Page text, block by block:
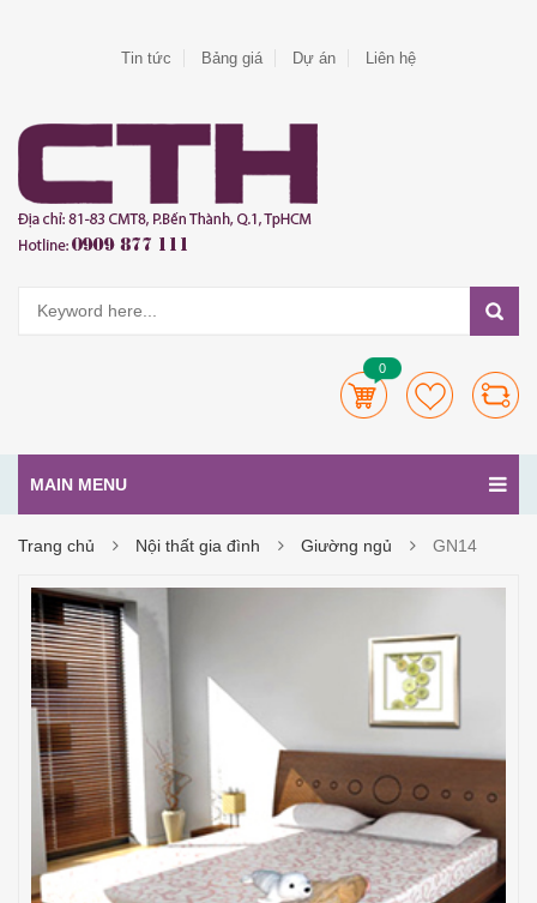
Tin tức Bảng giá Dự án Liên hệ
0
MAIN MENU
Trang chủ Nội thất gia đình Giường ngủ GN14